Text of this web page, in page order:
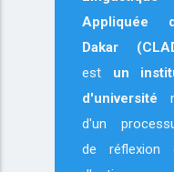
Appliquée
Dakar
est un
d'université
d'un
de réflexion